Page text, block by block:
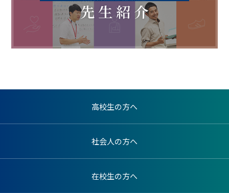
高校生の方へ
社会人の方へ
在校生の方へ